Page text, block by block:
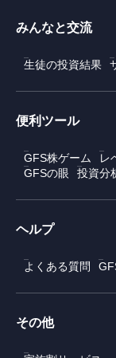
みんなと交流
生徒の投資結果
便利ツール
GFS株ゲーム レ
GFSの眼
投資分
ヘルプ
よくある質問
その他